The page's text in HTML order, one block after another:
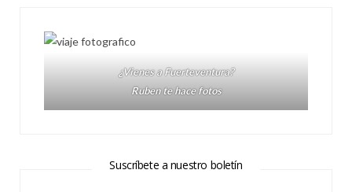
¿Vienes a Fuerteventura?
Ruben te hace fotos
Suscríbete a nuestro boletín